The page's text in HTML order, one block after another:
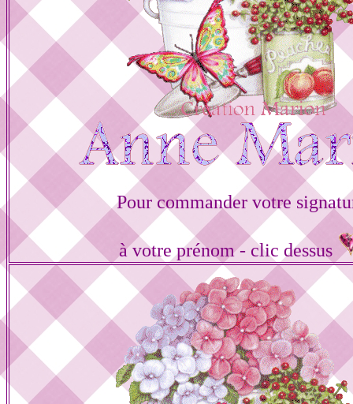
Pour commander votre
à votre prénom - clic dessus